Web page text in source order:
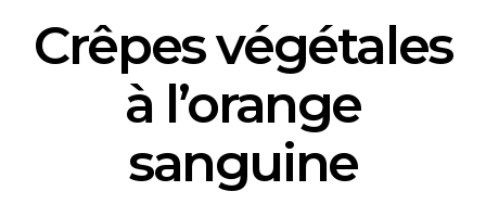
Crêpes végétales
à l’orange
sanguine